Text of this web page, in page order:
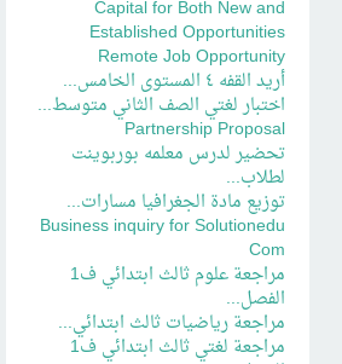
Capital for Both New and
Established Opportunities
Remote Job Opportunity
أريد القفه ٤ المستوى الخامس...
اختبار لغتي الصف الثاني متوسط...
Partnership Proposal
تحضير لدرس معلمه بوربوينت
لطلاب...
توزيع مادة الجغرافيا مسارات...
Business inquiry for Solutionedu
Com
مراجعة علوم ثالث ابتدائي ف1
الفصل...
مراجعة رياضيات ثالث ابتدائي...
مراجعة لغتي ثالث ابتدائي ف1